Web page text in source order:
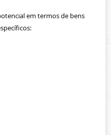
em termos de bens